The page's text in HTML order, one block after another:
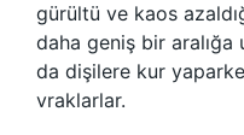
gürültü ve kaos
daha geniş bir
da dişilere kur
vraklarlar.